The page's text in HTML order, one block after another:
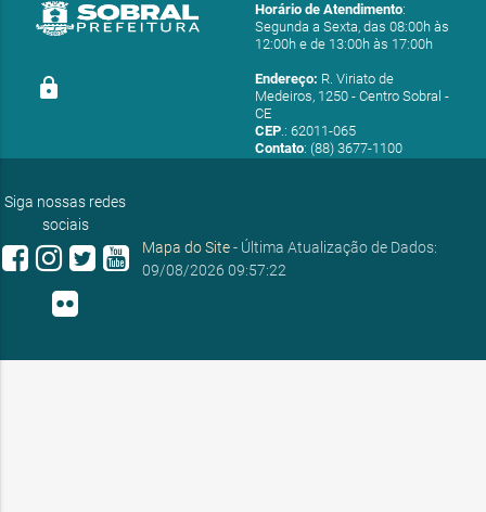
lock
Horário de Atendimento:
Segunda a Sexta, das 08:00h às
12:00h e de 13:00h às 17:00h
Endereço: R. Viriato de
Medeiros, 1250 - Centro Sobral -
CE
CEP.: 62011-065
Contato: (88) 3677-1100
Siga nossas redes
sociais
Mapa do Site- Última Atualização de Dados:
09/08/2026 09:57:22